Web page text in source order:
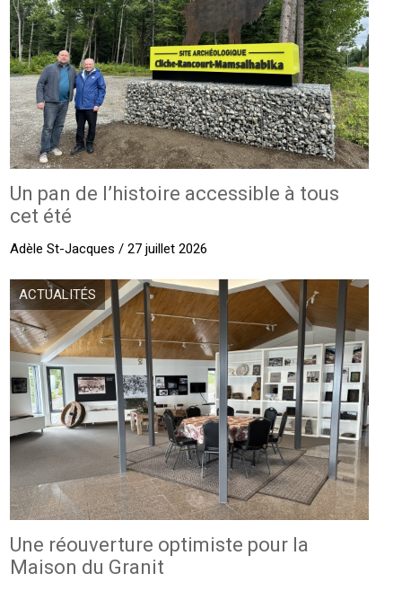
Un pan de l’histoire accessible à tous
cet été
Adèle St-Jacques / 27 juillet 2026
ACTUALITÉS
Une réouverture optimiste pour la
Maison du Granit